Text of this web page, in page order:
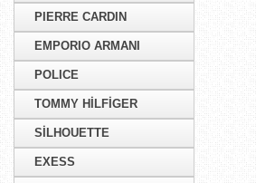
PIERRE CARDIN
EMPORIO ARMANI
POLICE
TOMMY HİLFİGER
SİLHOUETTE
EXESS